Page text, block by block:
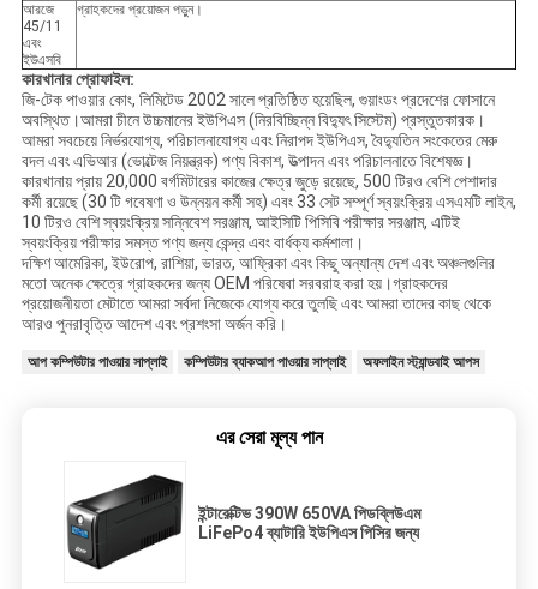
আরজে
45/11
এবং
ইউএসবি
গ্রাহকদের প্রয়োজন পড়ুন।
কারখানার প্রোফাইল:
জি-টেক পাওয়ার কোং, লিমিটেড 2002 সালে প্রতিষ্ঠিত হয়েছিল, গুয়াংডং প্রদেশের ফোসানে
অবস্থিত।আমরা চীনে উচ্চমানের ইউপিএস (নিরবিচ্ছিন্ন বিদ্যুৎ সিস্টেম) প্রস্তুতকারক।
আমরা সবচেয়ে নির্ভরযোগ্য, পরিচালনাযোগ্য এবং নিরাপদ ইউপিএস, বৈদ্যুতিন সংকেতের মেরু
বদল এবং এভিআর (ভোল্টেজ নিয়ন্ত্রক) পণ্য বিকাশ, উত্পাদন এবং পরিচালনাতে বিশেষজ্ঞ।
কারখানায় প্রায় 20,000 বর্গমিটারের কাজের ক্ষেত্র জুড়ে রয়েছে, 500 টিরও বেশি পেশাদার
কর্মী রয়েছে (30 টি গবেষণা ও উন্নয়ন কর্মী সহ) এবং 33 সেট সম্পূর্ণ স্বয়ংক্রিয় এসএমটি লাইন,
10 টিরও বেশি স্বয়ংক্রিয় সন্নিবেশ সরঞ্জাম, আইসিটি পিসিবি পরীক্ষার সরঞ্জাম, এটিই
স্বয়ংক্রিয় পরীক্ষার সমস্ত পণ্য জন্য কেন্দ্র এবং বার্ধক্য কর্মশালা।
দক্ষিণ আমেরিকা, ইউরোপ, রাশিয়া, ভারত, আফ্রিকা এবং কিছু অন্যান্য দেশ এবং অঞ্চলগুলির
মতো অনেক ক্ষেত্রে গ্রাহকদের জন্য OEM পরিষেবা সরবরাহ করা হয়।গ্রাহকদের
প্রয়োজনীয়তা মেটাতে আমরা সর্বদা নিজেকে যোগ্য করে তুলছি এবং আমরা তাদের কাছ থেকে
আরও পুনরাবৃত্তি আদেশ এবং প্রশংসা অর্জন করি।
আপ কম্পিউটার পাওয়ার সাপ্লাই কম্পিউটার ব্যাকআপ পাওয়ার সাপ্লাই অফলাইন স্ট্যান্ডবাই আপস
এর সেরা মূল্য পান
ইন্টারেক্টিভ 390W 650VA পিডব্লিউএম
LiFePo4 ব্যাটারি ইউপিএস পিসির জন্য